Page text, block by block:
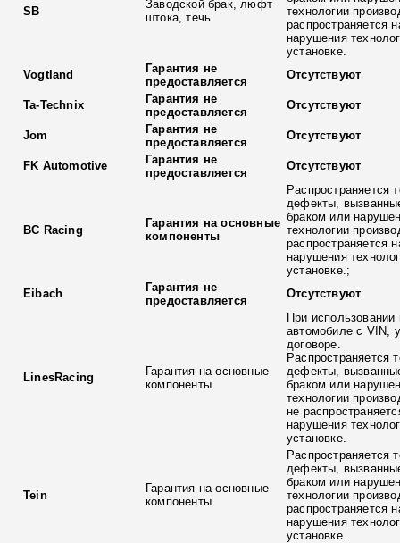
SB
Заводской брак, люфт
штока, течь
технологии
распространяется
нарушения
установке.
Vogtland
Гарантия не
предоставляется
Отсутствуют
Ta-Technix
Гарантия не
предоставляется
Отсутствуют
Jom
Гарантия не
предоставляется
Отсутствуют
FK Automotive
Гарантия не
предоставляется
Отсутствуют
BC Racing
Гарантия на основные
компоненты
Распространяется
дефекты,
браком или
технологии
распространяется
нарушения
установке.;
Eibach
Гарантия не
предоставляется
Отсутствуют
LinesRacing
Гарантия на основные
компоненты
При использовании
автомобиле с VIN,
договоре.
Распространяется
дефекты,
браком или
технологии
не
нарушения
установке.
Tein
Гарантия на основные
компоненты
Распространяется
дефекты,
браком или
технологии
распространяется
нарушения
установке.